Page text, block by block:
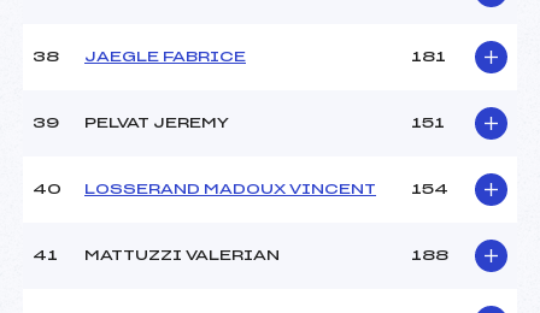
38 JAEGLE FABRICE 181
39 PELVAT JEREMY 151
40 LOSSERAND MADOUX VINCENT 154
41 MATTUZZI VALERIAN 188